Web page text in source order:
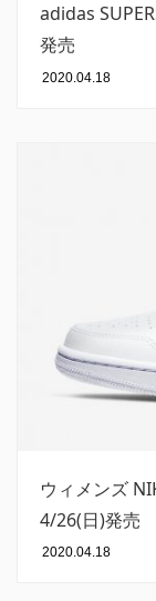
adidas
発売
2020.04.18
ウィメンズ
4/26(日)発売
2020.04.18